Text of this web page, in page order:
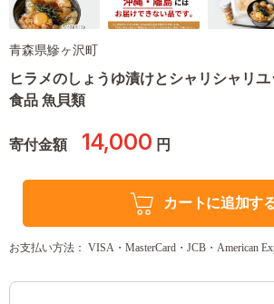
青森県鰺ヶ沢町
ヒラメのしょうゆ漬けとシャリシャリ
食品 魚貝類
寄付金額 14,000 円
カートに追加す
お支払い方法： VISA・MasterCard・JCB・American